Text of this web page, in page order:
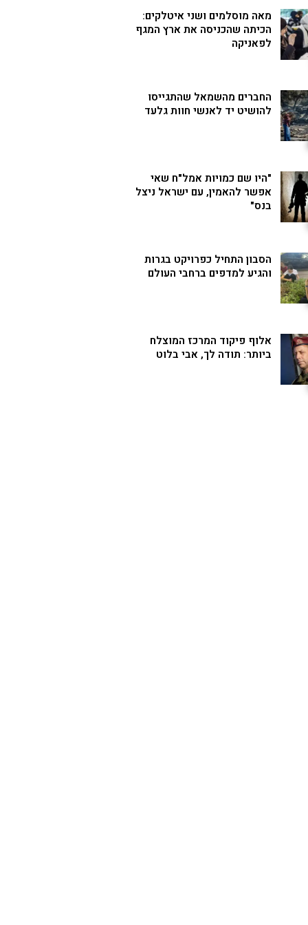
מאה מוסלמים ושני איטלקים:
הכיתה שהכניסה את ארץ המגף
לפאניקה
החברים מהשמאל שהתגייסו
להושיט יד לאנשי חוות גלעד
"היו שם כמויות אמל"ח שאי
אפשר להאמין, עם ישראל ניצל
בנס"
הסבון התחיל כפרויקט בגרות
והגיע למדפים ברחבי העולם
אלוף פיקוד המרכז המוצלח
ביותר: תודה לך, אבי בלוט